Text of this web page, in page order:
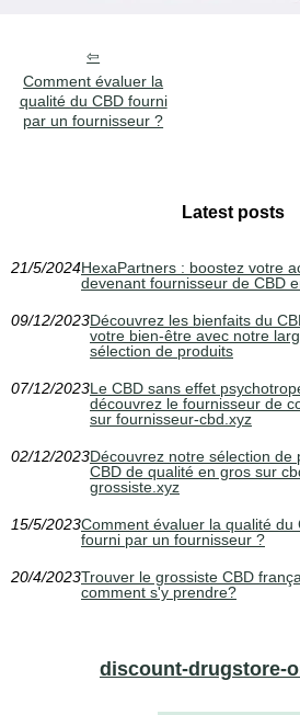
Comment évaluer la
qualité du CBD fourni
par un fournisseur ?
Latest posts
21/5/2024HexaPartners : boostez votre
devenant fournisseur de CBD
09/12/2023Découvrez les bienfaits du
votre bien-être avec notre
sélection de produits
07/12/2023Le CBD sans effet
découvrez le fournisseur de
sur fournisseur-cbd.xyz
02/12/2023Découvrez notre sélection de
CBD de qualité en gros sur
grossiste.xyz
15/5/2023Comment évaluer la qualité du
fourni par un fournisseur ?
20/4/2023Trouver le grossiste CBD
comment s'y prendre?
discount-drugstore-